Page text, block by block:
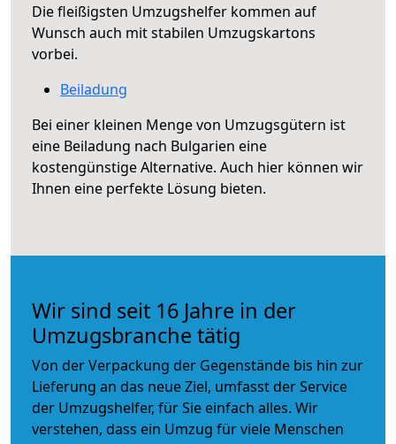
Die fleißigsten Umzugshelfer kommen auf
Wunsch auch mit stabilen Umzugskartons
vorbei.
Beiladung
Bei einer kleinen Menge von Umzugsgütern ist
eine Beiladung nach Bulgarien eine
kostengünstige Alternative. Auch hier können wir
Ihnen eine perfekte Lösung bieten.
Wir sind seit 16 Jahre in der
Umzugsbranche tätig
Von der Verpackung der Gegenstände bis hin zur
Lieferung an das neue Ziel, umfasst der Service
der Umzugshelfer, für Sie einfach alles. Wir
verstehen, dass ein Umzug für viele Menschen